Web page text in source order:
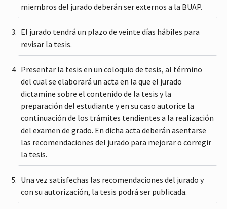
miembros del jurado deberán ser externos a la BUAP.
El jurado tendrá un plazo de veinte días hábiles para
revisar la tesis.
Presentar la tesis en un coloquio de tesis, al término
del cual se elaborará un acta en la que el jurado
dictamine sobre el contenido de la tesis y la
preparación del estudiante y en su caso autorice la
continuación de los trámites tendientes a la realización
del examen de grado. En dicha acta deberán asentarse
las recomendaciones del jurado para mejorar o corregir
la tesis.
Una vez satisfechas las recomendaciones del jurado y
con su autorización, la tesis podrá ser publicada.